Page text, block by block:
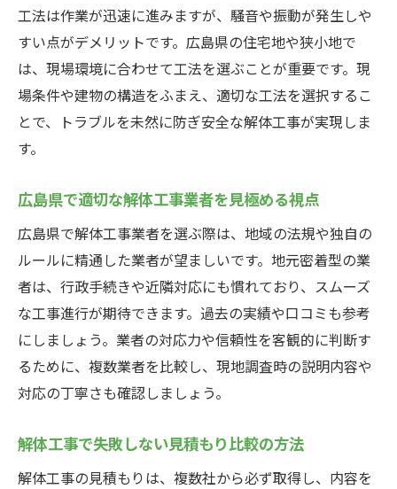
工法は作業が迅速に進みますが、騒音や振動が発生しや
すい点がデメリットです。広島県の住宅地や狭小地で
は、現場環境に合わせて工法を選ぶことが重要です。現
場条件や建物の構造をふまえ、適切な工法を選択するこ
とで、トラブルを未然に防ぎ安全な解体工事が実現しま
す。
広島県で適切な解体工事業者を見極める視点
広島県で解体工事業者を選ぶ際は、地域の法規や独自の
ルールに精通した業者が望ましいです。地元密着型の業
者は、行政手続きや近隣対応にも慣れており、スムーズ
な工事進行が期待できます。過去の実績や口コミも参考
にしましょう。業者の対応力や信頼性を客観的に判断す
るために、複数業者を比較し、現地調査時の説明内容や
対応の丁寧さも確認しましょう。
解体工事で失敗しない見積もり比較の方法
解体工事の見積もりは、複数社から必ず取得し、内容を